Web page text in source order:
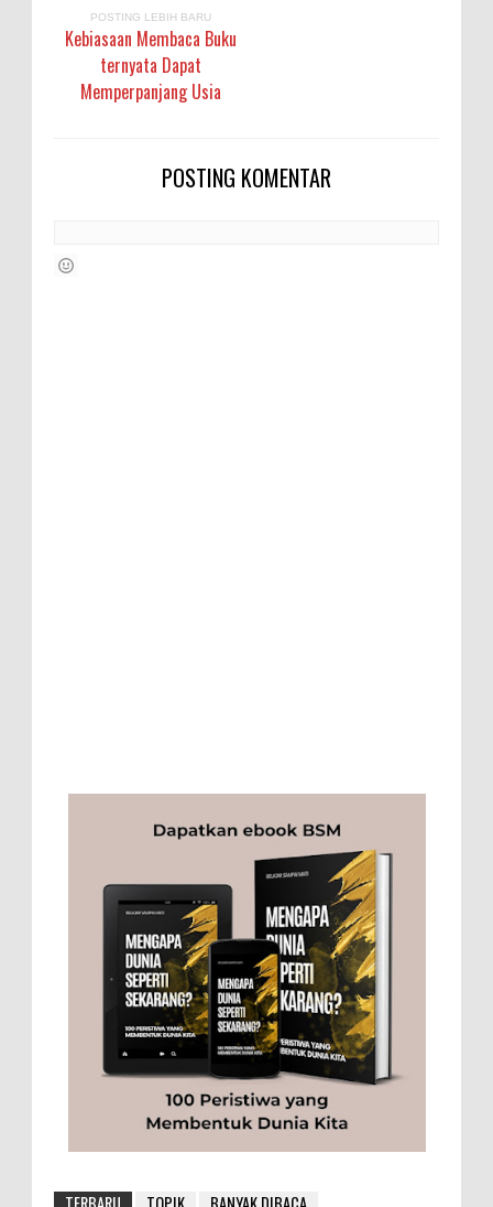
POSTING LEBIH BARU
Kebiasaan Membaca Buku
ternyata Dapat
Memperpanjang Usia
POSTING KOMENTAR